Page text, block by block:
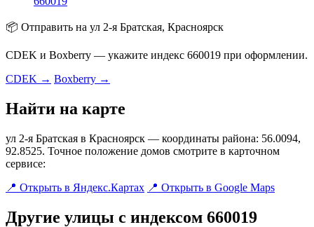
📦 Отправить на ул 2-я Братская, Красноярск
CDEK и Boxberry — укажите индекс 660019 при оформлении.
CDEK → Boxberry →
Найти на карте
ул 2-я Братская в Красноярск — координаты района: 56.0094,
92.8525. Точное положение домов смотрите в карточном
сервисе:
📍 Открыть в Яндекс.Картах 📍 Открыть в Google Maps
Другие улицы с индексом 660019